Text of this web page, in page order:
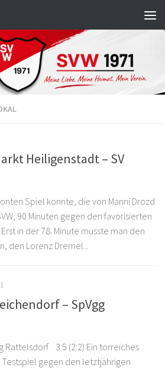
Heiligenstadt – SV
Spiel konnte, die von Manni Drozd
90 Minuten gegen den favorisierten
in der 78. Minute musste man den
den Lorenz Dremel...
– SpVgg
Rattelsdorf 3:5 (2:2) Ein torreiches
gegen den letztjährigen